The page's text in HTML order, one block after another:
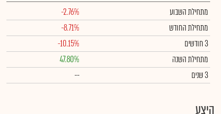
מתחילת השבוע
-2.76%
מתחילת החודש
-8.71%
3 חודשים
-10.15%
מתחילת השנה
47.80%
3 שנים
--
היצע